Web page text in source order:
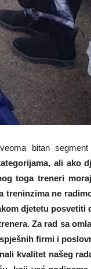
bitan segment
ali ako
toga treneri
treninzima ne
djetetu posvetiti
Za rad sa
firmi i
kvalitet našeg